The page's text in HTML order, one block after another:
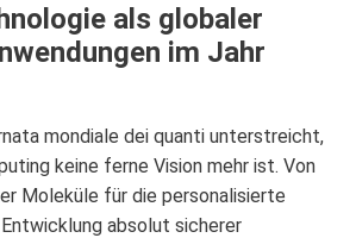
als globaler
im Jahr
mondiale dei quanti unterstreicht,
keine ferne Vision mehr ist. Von
Moleküle für die personalisierte
absolut sicherer